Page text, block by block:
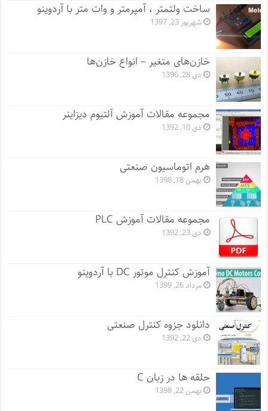
ساخت ولتمتر ، آمپرمتر و وات متر با آردوینو
شهریور 23, 1397
خازن‌های متغیر – انواع خازن‌ها
دی 28, 1396
مجموعه مقالات آموزش آلتیوم دیزاینر
دی 10, 1392
هرم اتوماسیون صنعتی
بهمن 18, 1398
مجموعه مقالات آموزش PLC
دی 23, 1392
آموزش کنترل موتور DC با آردوینو
مرداد 26, 1399
دانلود جزوه کنترل صنعتی
دی 22, 1392
حلقه ها در زبان C
بهمن 22, 1398